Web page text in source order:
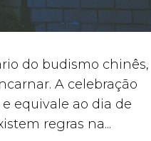
do budismo chinês,
A celebração
equivale ao dia de
regras na...